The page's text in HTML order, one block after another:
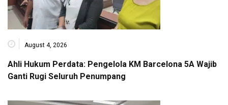
August 4, 2026
Ahli Hukum Perdata: Pengelola KM Barcelona 5A Wajib
Ganti Rugi Seluruh Penumpang